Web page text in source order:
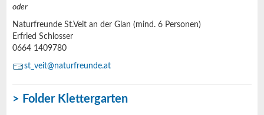
oder
Naturfreunde St.Veit an der Glan (mind. 6 Personen)
Erfried Schlosser
0664 1409780
st_veit@naturfreunde.at
> Folder Klettergarten